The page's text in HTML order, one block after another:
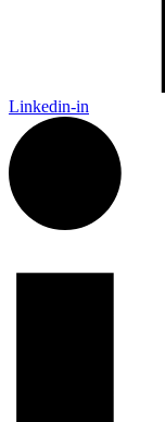
Linkedin-in